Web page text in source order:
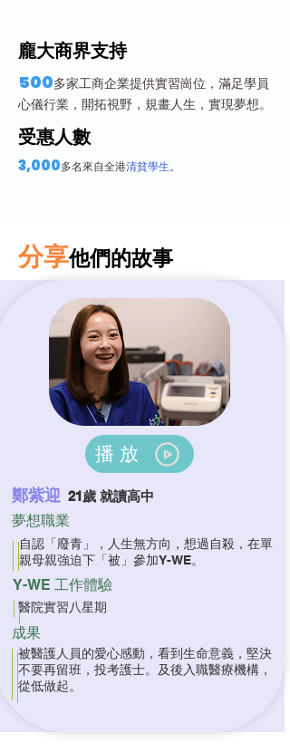
​龐大商界支持
500多家工商企業提供實習崗位，滿足學員
心儀行業，開拓視野，規畫人生，實現夢想。
​受惠人數
3,000多名來自全港清貧學生。
分享他們的故事
播放
鄭紫迎 21歲 就讀高中
夢想職業
自認「廢青」，人生無方向，想過自殺，在單
親母親強迫下「被」參加Y-WE。
Y-WE 工作體驗
醫院實習八星期
成果
被醫護人員的愛心感動，看到生命意義，堅決
不要再留班，投考護士。及後入職醫療機構，
從低做起。